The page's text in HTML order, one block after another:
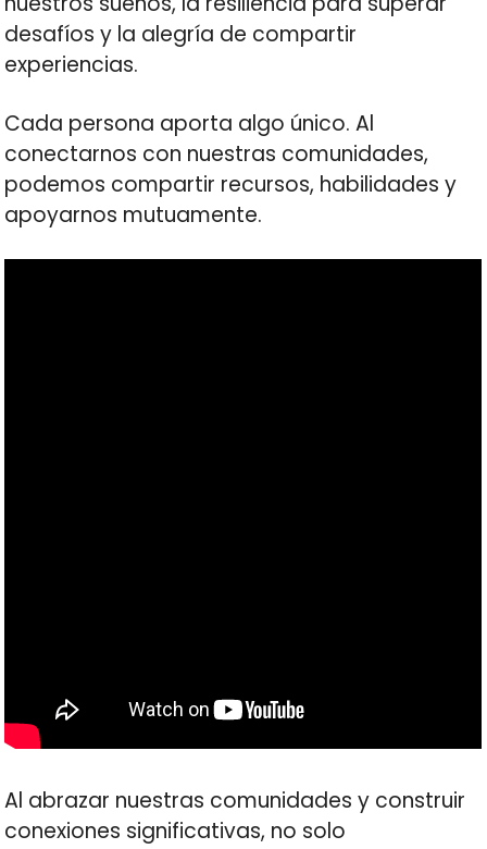
desafíos y la alegría de compartir
experiencias.
Cada persona aporta algo único. Al
conectarnos con nuestras comunidades,
podemos compartir recursos, habilidades y
apoyarnos mutuamente.
Al abrazar nuestras comunidades y construir
conexiones significativas, no solo